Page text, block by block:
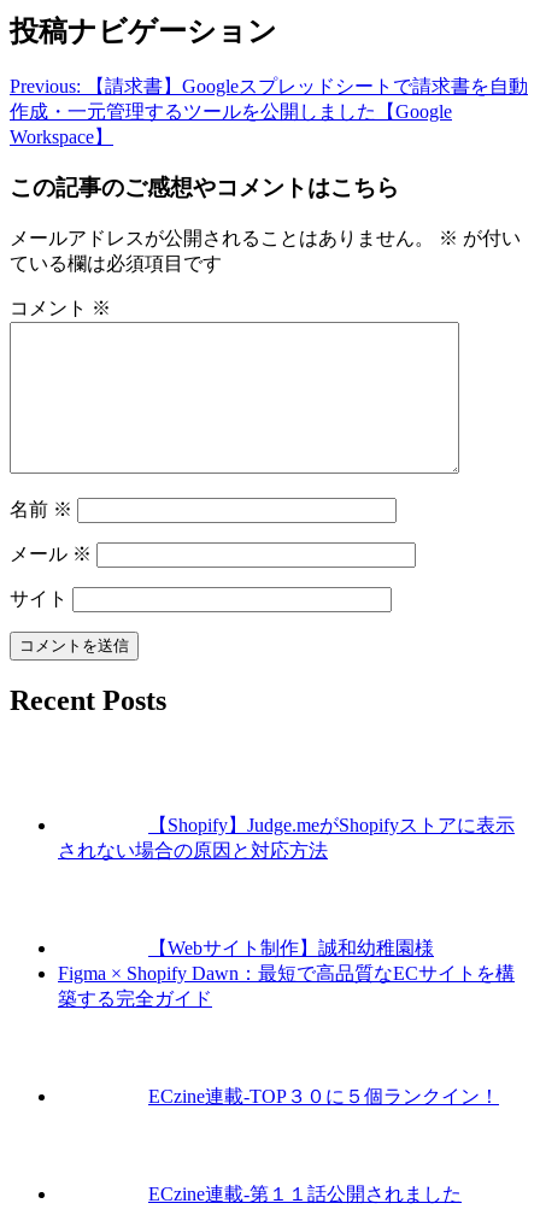
投稿ナビゲーション
Previous:
【請求書】Googleスプレッドシートで請求書を自動
作成・一元管理するツールを公開しました【Google
Workspace】
この記事のご感想やコメントはこちら
メールアドレスが公開されることはありません。 ※ が付い
ている欄は必須項目です
コメント ※
名前 ※
メール ※
サイト
Recent Posts
【Shopify】Judge.meがShopifyストアに表示
されない場合の原因と対応方法
【Webサイト制作】誠和幼稚園様
Figma × Shopify Dawn：最短で高品質なECサイトを構
築する完全ガイド
ECzine連載-TOP３０に５個ランクイン！
ECzine連載-第１１話公開されました